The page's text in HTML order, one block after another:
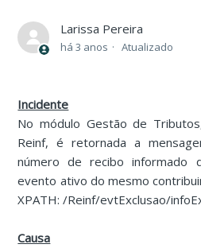
Larissa Pereira
há 3 anos Atualizado
Incidente
No módulo Gestão de
Reinf, é retornada a
número de recibo informado
evento ativo do mesmo
XPATH: /Reinf/evtExclusao/
Causa